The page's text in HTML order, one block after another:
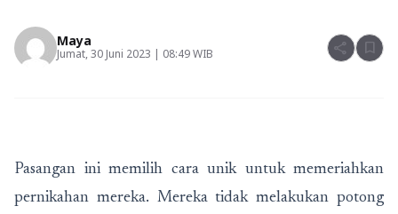
Maya
Jumat, 30 Juni 2023 | 08:49 WIB share bookmark
Pasangan ini memilih cara unik untuk memeriahkan
pernikahan mereka. Mereka tidak melakukan potong